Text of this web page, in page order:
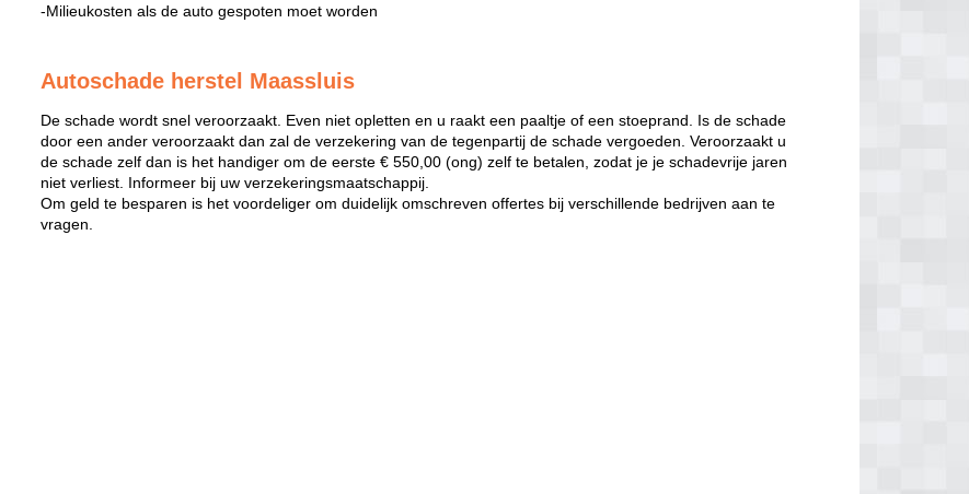
-Milieukosten als de auto gespoten moet worden
Autoschade herstel Maassluis
De schade wordt snel veroorzaakt. Even niet opletten en u raakt een paaltje of een stoeprand. Is de schade
door een ander veroorzaakt dan zal de verzekering van de tegenpartij de schade vergoeden. Veroorzaakt u
de schade zelf dan is het handiger om de eerste € 550,00 (ong) zelf te betalen, zodat je je schadevrije jaren
niet verliest. Informeer bij uw verzekeringsmaatschappij.
Om geld te besparen is het voordeliger om duidelijk omschreven offertes bij verschillende bedrijven aan te
vragen.